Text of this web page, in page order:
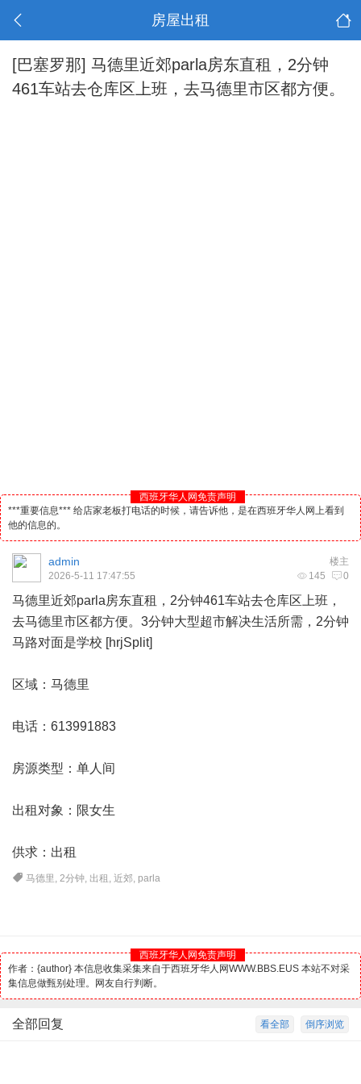
房屋出租
[巴塞罗那] 马德里近郊parla房东直租，2分钟
461车站去仓库区上班，去马德里市区都方便。
西班牙华人网免责声明
***重要信息*** 给店家老板打电话的时候，请告诉他，是在西班牙华人网上看到
他的信息的。
楼主
admin
145 0
2026-5-11 17:47:55
马德里近郊parla房东直租，2分钟461车站去仓库区上班，
去马德里市区都方便。3分钟大型超市解决生活所需，2分钟
马路对面是学校 [hrjSplit]
区域：马德里
电话：613991883
房源类型：单人间
出租对象：限女生
供求：出租
马德里 ,2分钟, 出租 ,近郊, parla
西班牙华人网免责声明
作者：{author} 本信息收集采集来自于西班牙华人网WWW.BBS.EUS 本站不对采
集信息做甄别处理。网友自行判断。
倒序浏览
看全部
全部回复